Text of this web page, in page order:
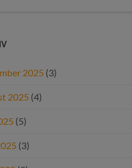
2025 (3)
2025 (4)
(5)
(3)